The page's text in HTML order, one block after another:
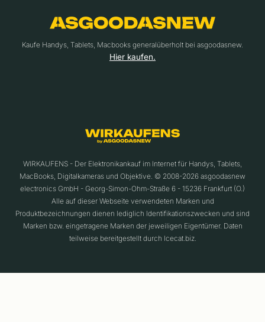
Kaufe Handys, Tablets, Macbooks generalüberholt bei asgoodasnew.
Hier kaufen.
WIRKAUFENS - Der Elektronikankauf im Internet für Handys, Tablets,
MacBooks, Digitalkameras und Objektive. © 2008-2026 asgoodasnew
electronics GmbH - Georg-Simon-Ohm-Straße 6 - 15236 Frankfurt (O.)
Alle auf dieser Webseite verwendeten Marken und
Produktbezeichnungen dienen lediglich Identifikationszwecken und sind
Marken bzw. eingetragene Marken der jeweiligen Eigentümer. Daten
teilweise bereitgestellt durch Icecat.biz.